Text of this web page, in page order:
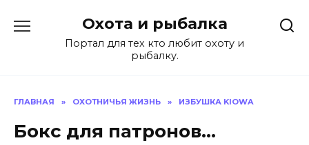
содержанию
Охота и рыбалка
Портал для тех кто любит охоту и
рыбалку.
ГЛАВНАЯ » ОХОТНИЧЬЯ ЖИЗНЬ » ИЗБУШКА KIOWA
Бокс для патронов…